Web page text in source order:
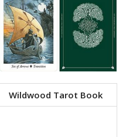
Wildwood Tarot Book